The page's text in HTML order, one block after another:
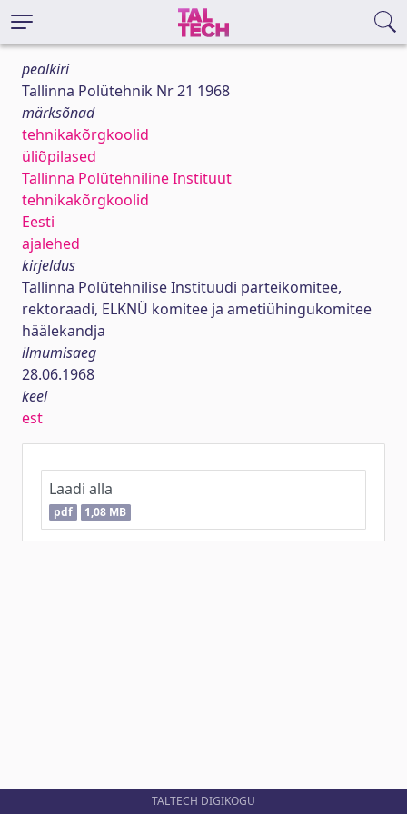
pealkiri
Tallinna Polütehnik Nr 21 1968
märksõnad
tehnikakõrgkoolid
üliõpilased
Tallinna Polütehniline Instituut
tehnikakõrgkoolid
Eesti
ajalehed
kirjeldus
Tallinna Polütehnilise Instituudi parteikomitee,
rektoraadi, ELKNÜ komitee ja ametiühingukomitee
häälekandja
ilmumisaeg
28.06.1968
keel
est
Laadi alla
pdf 1,08 MB
TALTECH DIGIKOGU